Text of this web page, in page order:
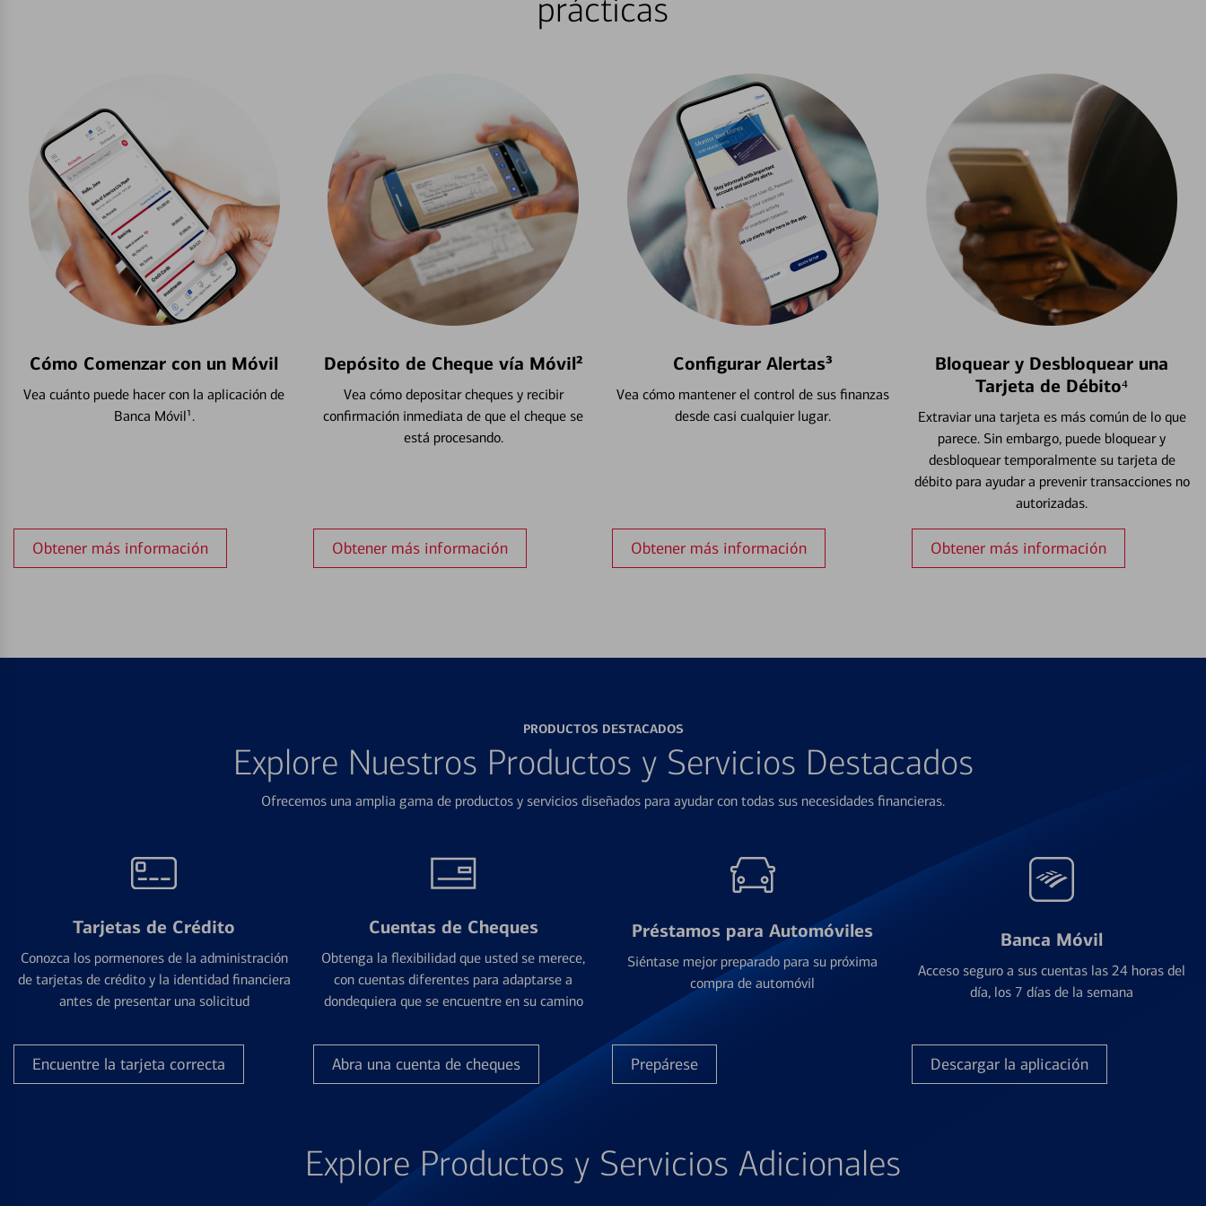
prácticas
Cómo Comenzar con un Móvil
Vea cuánto puede hacer con la aplicación de
Banca Móvil¹.
Obtener más información
Depósito de Cheque vía Móvil²
Vea cómo depositar cheques y recibir
confirmación inmediata de que el cheque se
está procesando.
Obtener más información
Configurar Alertas³
Vea cómo mantener el control de sus finanzas
desde casi cualquier lugar.
Obtener más información
Bloquear y Desbloquear una
Tarjeta de Débito⁴
Extraviar una tarjeta es más común de lo que
parece. Sin embargo, puede bloquear y
desbloquear temporalmente su tarjeta de
débito para ayudar a prevenir transacciones no
autorizadas.
Obtener más información
PRODUCTOS DESTACADOS
Explore Nuestros Productos y Servicios Destacados
Ofrecemos una amplia gama de productos y servicios diseñados para ayudar con todas sus necesidades financieras.
Tarjetas de Crédito
Conozca los pormenores de la administración
de tarjetas de crédito y la identidad financiera
antes de presentar una solicitud
Encuentre la tarjeta correcta
Cuentas de Cheques
Obtenga la flexibilidad que usted se merece,
con cuentas diferentes para adaptarse a
dondequiera que se encuentre en su camino
Abra una cuenta de cheques
Préstamos para Automóviles
Siéntase mejor preparado para su próxima
compra de automóvil
Prepárese
Banca Móvil
Acceso seguro a sus cuentas las 24 horas del
día, los 7 días de la semana
Descargar la aplicación
Explore Productos y Servicios Adicionales